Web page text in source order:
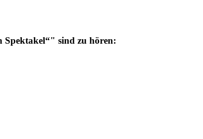
Spektakel“" sind zu hören: